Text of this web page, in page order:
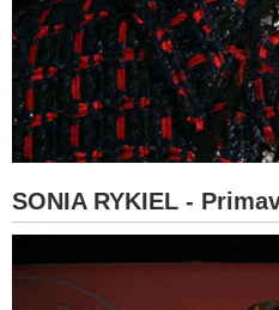
SONIA RYKIEL -